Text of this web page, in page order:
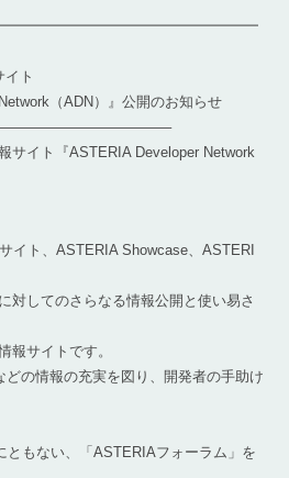
イト
（ADN）』公開のお知らせ
サイト『ASTERIA Developer Network
イト、ASTERIA Showcase、ASTERI
対してのさらなる情報公開と使い易さ
報サイトです。
どの情報の充実を図り、開発者の手助け
ともない、「ASTERIAフォーラム」を